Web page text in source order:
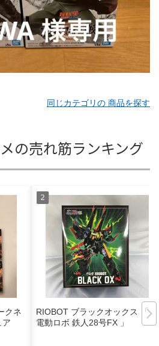
同じカテゴリの 商品を探す
の売れ筋ランキング
クネ
ア
RIOBOT ブラックオックス 「超
電動ロボ 鉄人28号FX 」